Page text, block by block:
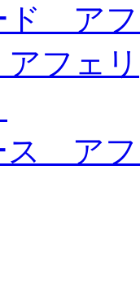
ド ア
フェリ
ス ア